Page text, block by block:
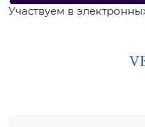
Участвуем в